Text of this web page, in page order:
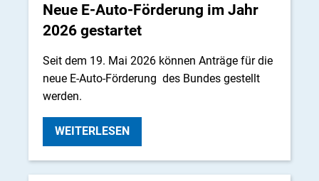
Neue E-Auto-Förderung im Jahr
2026 gestartet
Seit dem 19. Mai 2026 können Anträge für die
neue E-Auto-Förderung des Bundes gestellt
werden.
WEITERLESEN